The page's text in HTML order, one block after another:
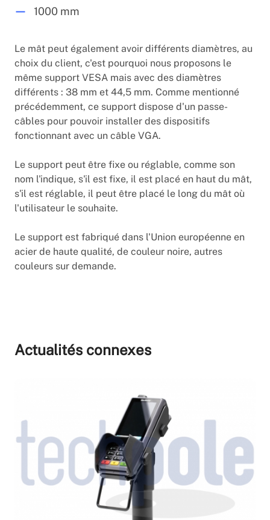
1000 mm
Le mât peut également avoir différents diamètres, au
choix du client, c'est pourquoi nous proposons le
même support VESA mais avec des diamètres
différents : 38 mm et 44,5 mm. Comme mentionné
précédemment, ce support dispose d'un passe-
câbles pour pouvoir installer des dispositifs
fonctionnant avec un câble VGA.
Le support peut être fixe ou réglable, comme son
nom l'indique, s'il est fixe, il est placé en haut du mât,
s'il est réglable, il peut être placé le long du mât où
l'utilisateur le souhaite.
Le support est fabriqué dans l'Union européenne en
acier de haute qualité, de couleur noire, autres
couleurs sur demande.
Actualités connexes